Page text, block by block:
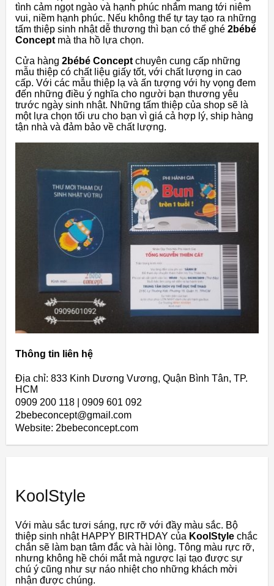
tình cảm ngọt ngào và hạnh phúc nhắm mang tới niêm
vui, niềm hạnh phúc. Nếu không thể tự tay tạo ra những
tấm thiệp sinh nhật dễ thương thì bạn có thể ghé 2bébé
Concept mà tha hồ lựa chọn.
Cửa hàng 2bébé Concept chuyên cung cấp những
mẫu thiệp có chất liệu giấy tốt, với chất lượng in cao
cấp. Với các mẫu thiệp lạ và ấn tượng với hy vọng đem
đến những điều ý nghĩa cho người bạn thương yêu
trước ngày sinh nhật. Những tấm thiệp của shop sẽ là
một lựa chọn tối ưu cho bạn vì giá cả hợp lý, ship hàng
tận nhà và đảm bảo về chất lượng.
Thông tin liên hệ
Địa chỉ: 833 Kinh Dương Vương, Quận Bình Tân, TP.
HCM
0909 200 118 | 0909 601 092
2bebeconcept@gmail.com
Website: 2bebeconcept.com
KoolStyle
Với màu sắc tươi sáng, rực rỡ với đầy màu sắc. Bộ
thiệp sinh nhật HAPPY BIRTHDAY của KoolStyle chắc
chắn sẽ làm bạn tâm đắc và hài lòng. Tông màu rực rỡ,
nhưng không hề chói mắt mà ngược lại tạo được sự
chú ý cũng như sự náo nhiệt cho những khách mời
nhận được chúng.